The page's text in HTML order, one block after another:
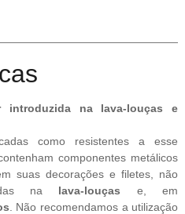
introduzida na lava-louças e
como resistentes a esse
componentes metálicos
suas decorações e filetes, não
na lava-louças e, em
. Não recomendamos a utilização